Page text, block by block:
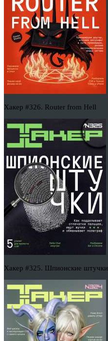
Хакер #326. Router from Hell
Хакер #325. Шпионские штучки